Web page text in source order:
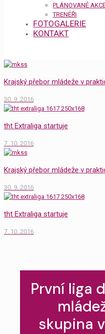
PLÁNOVANÉ
TRENÉŘI
FOTOGALERIE
KONTAKT
Krajský přebor mládeže v
30. 9. 2016
tht Extraliga startuje
7. 10. 2016
Krajský přebor mládeže v
30. 9. 2016
tht Extraliga startuje
7. 10. 2016
První liga
skupina